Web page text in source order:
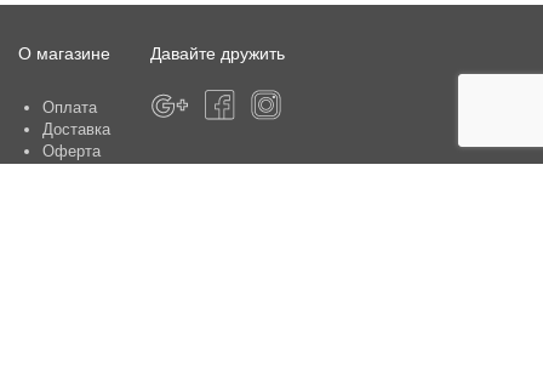
О магазине
Оплата
Доставка
Оферта
Давайте дружить